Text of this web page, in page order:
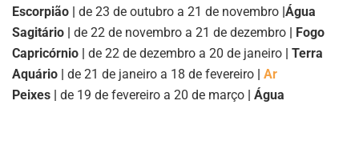
Escorpião | de 23 de outubro a 21 de novembro |Água
Sagitário | de 22 de novembro a 21 de dezembro | Fogo
Capricórnio | de 22 de dezembro a 20 de janeiro | Terra
Aquário | de 21 de janeiro a 18 de fevereiro | Ar
Peixes | de 19 de fevereiro a 20 de março | Água